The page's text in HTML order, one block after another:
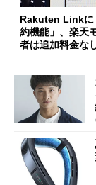
Rakuten Linkに
約機能」、楽天
者は追加料金な